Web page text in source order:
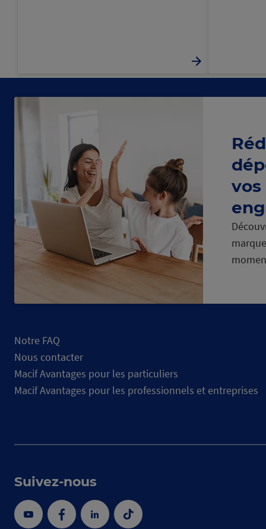
vos
Notre FAQ
Nous contacter
Macif Avantages pour les particuliers
Macif Avantages pour les professionnels et entreprises
Suivez-nous
YoutubeFacebookLinkedinTik